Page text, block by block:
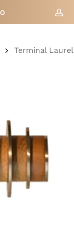
Cerrar
Terminal Laurel